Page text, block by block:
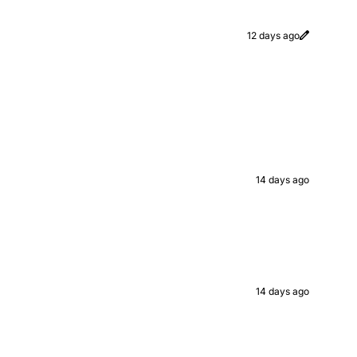
12 days ago
14 days ago
14 days ago